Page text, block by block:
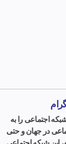
شبکه اجتماعی را به
در جهان و حتی